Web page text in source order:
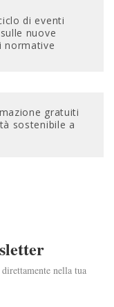
di eventi
nuove
normative
gratuiti
sostenibile a
nella tua